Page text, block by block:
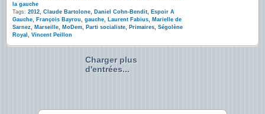
la gauche
Tags: 2012, Claude Bartolone, Daniel Cohn-Bendit, Espoir A
Gauche, François Bayrou, gauche, Laurent Fabius, Marielle de
Sarnez, Marseille, MoDem, Parti socialiste, Primaires, Ségolène
Royal , Vincent Peillon
Charger plus
d'entrées...